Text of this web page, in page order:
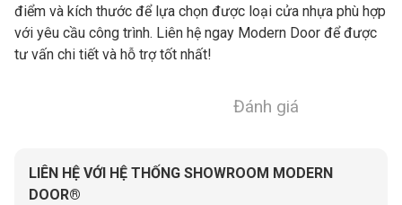
điểm và kích thước để lựa chọn được loại cửa nhựa phù hợp
với yêu cầu công trình. Liên hệ ngay Modern Door để được
tư vấn chi tiết và hỗ trợ tốt nhất!
Đánh giá
LIÊN HỆ VỚI HỆ THỐNG SHOWROOM MODERN
DOOR®